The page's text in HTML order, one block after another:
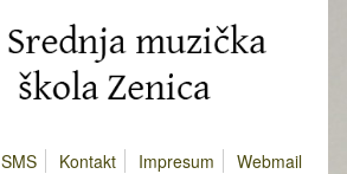
SMS Kontakt Impresum Webmail